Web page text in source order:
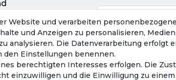
Website und verarbeiten
und Anzeigen zu personalisieren,
analysieren. Die Datenverarbeitung erfolgt
den Einstellungen benennen.
berechtigten Interesses erfolgen. Die
einzuwilligen und die Einwilligung zu